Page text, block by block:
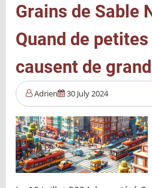
Grains de Sable
Quand de
causent de
Adrien 30 July 2024